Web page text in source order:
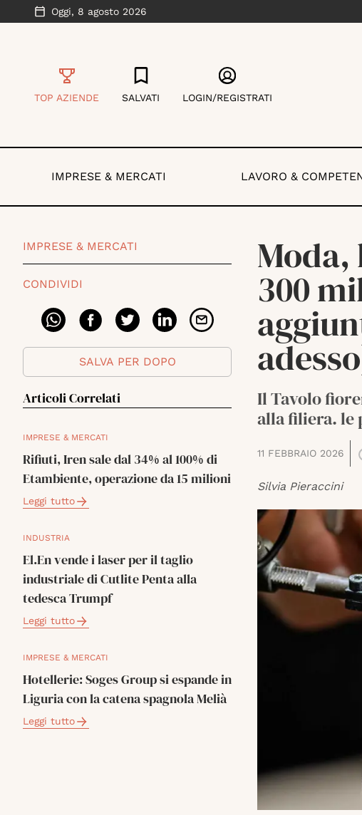
Oggi, 8 agosto 2026
TOP AZIENDE SALVATI LOGIN/REGISTRATI
IMPRESE & MERCATI LAVORO &
IMPRESE & MERCATI
CONDIVIDI
SALVA PER DOPO
Articoli Correlati
IMPRESE & MERCATI
Rifiuti, Iren sale dal 34% al 100% di
Etambiente, operazione da 15 milioni
Leggi tutto
INDUSTRIA
El.En vende i laser per il taglio
industriale di Cutlite Penta alla
tedesca Trumpf
Leggi tutto
IMPRESE & MERCATI
Hotellerie: Soges Group si espande in
Liguria con la catena spagnola Melià
Leggi tutto
Moda,
300
Il Tavolo
alla filiera. le
11 FEBBRAIO 2026
Silvia Pieraccini